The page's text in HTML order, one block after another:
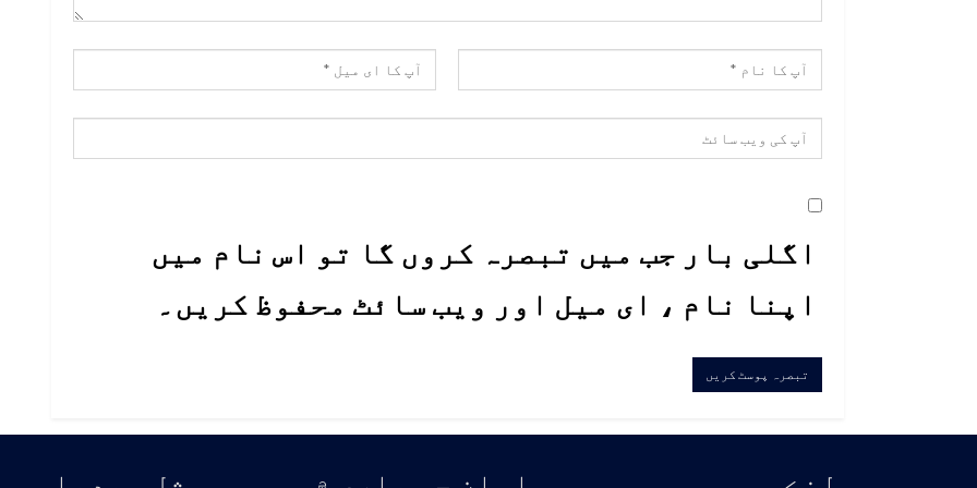
اگلی بار جب میں تبصرہ کروں گا تو اس نام میں
اپنا نام ، ای میل اور ویب سائٹ محفوظ کریں۔